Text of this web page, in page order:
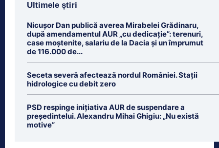
Ultimele știri
Nicușor Dan publică averea Mirabelei Grădinaru,
după amendamentul AUR „cu dedicație”: terenuri,
case moștenite, salariu de la Dacia și un împrumut
de 116.000 de...
Seceta severă afectează nordul României. Stații
hidrologice cu debit zero
PSD respinge inițiativa AUR de suspendare a
președintelui. Alexandru Mihai Ghigiu: „Nu există
motive”